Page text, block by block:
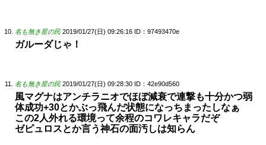
名も無き星の民 2019/01/27(日) 09:26:16 ID：97493470e
ガルーダじゃ！
名も無き星の民 2019/01/27(日) 09:28:30 ID：42e90d560
風マグナはアンチラニオでほぼ減衰で連撃も十分かつ弱
体成功+30とかぶっ飛んだ状態になっちまったしなぁ
この2人外れる環境って余程のコワレキャラだぞ
ゼピュロスとか言う神石の面汚しは知らん